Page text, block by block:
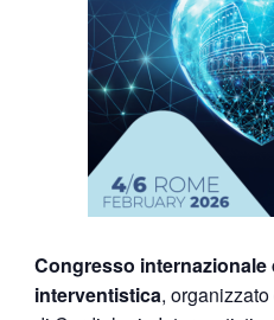
Congresso
interventistica,